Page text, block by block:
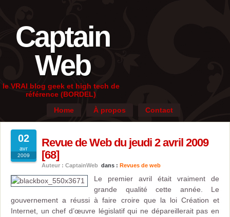
Captain
Web
le VRAI blog geek et high tech de
référence (BORDEL)
Home
À propos Contact
02
avr
2009
Revue de Web du jeudi 2 avril 2009
[68]
Auteur : CaptainWeb dans : Revues de web
Le premier avril était vraiment de
grande qualité cette année. Le
gouvernement a réussi à faire croire que la loi Création et
Internet, un chef d’œuvre législatif qui ne dépareillerait pas en